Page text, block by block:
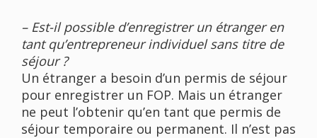
– Est-il possible d’enregistrer un étranger en
tant qu’entrepreneur individuel sans titre de
séjour ?
Un étranger a besoin d’un permis de séjour
pour enregistrer un FOP. Mais un étranger
ne peut l’obtenir qu’en tant que permis de
séjour temporaire ou permanent. Il n’est pas